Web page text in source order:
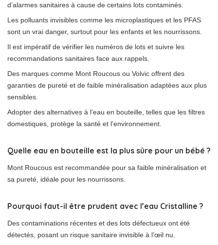
d’alarmes sanitaires à cause de certains lots contaminés.
Les polluants invisibles comme les microplastiques et les PFAS
sont un vrai danger, surtout pour les enfants et les nourrissons.
Il est impératif de vérifier les numéros de lots et suivre les
recommandations sanitaires face aux rappels.
Des marques comme Mont Roucous ou Volvic offrent des
garanties de pureté et de faible minéralisation adaptées aux plus
sensibles.
Adopter des alternatives à l’eau en bouteille, telles que les filtres
domestiques, protège la santé et l’environnement.
Quelle eau en bouteille est la plus sûre pour un bébé ?
Mont Roucous est recommandée pour sa faible minéralisation et
sa pureté, idéale pour les nourrissons.
Pourquoi faut-il être prudent avec l’eau Cristalline ?
Des contaminations récentes et des lots défectueux ont été
détectés, posant un risque sanitaire invisible à l’œil nu.